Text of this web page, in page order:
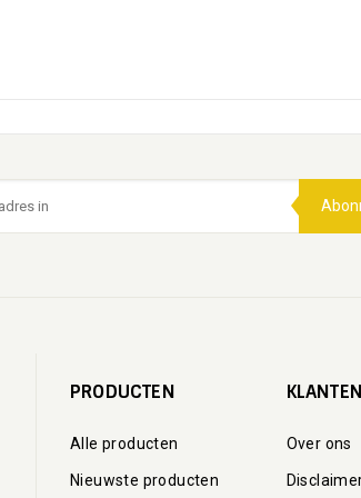
PRODUCTEN
Alle producten
Nieuwste producten
Over ons